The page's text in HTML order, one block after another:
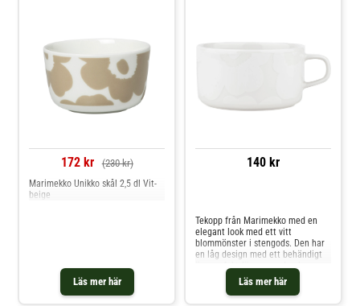
172 kr (230 kr)
Läs mer här
Marimekko Unikko skål 2,5 dl Vit-
beige
140 kr
Läs mer här
Tekopp från Marimekko med en
elegant look med ett vitt
blommönster i stengods. Den har
en låg design med ett behändigt
kaffe och te. Designad av Maija
Isola. Om tekoppen från
Marimekko- Stilren design.-